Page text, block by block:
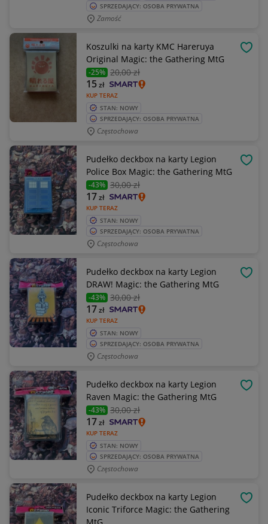
SPRZEDAJĄCY: OSOBA PRYWATNA
Zamość
Koszulki na karty KMC Hareruya
Original Magic: the Gathering MtG
-25% 20,00 zł
KUP TERAZ
15zł
STAN: NOWY
SPRZEDAJĄCY: OSOBA PRYWATNA
Częstochowa
Pudełko deckbox na karty Legion
Police Box Magic: the Gathering MtG
-43% 30,00 zł
KUP TERAZ
17zł
STAN: NOWY
SPRZEDAJĄCY: OSOBA PRYWATNA
Częstochowa
Pudełko deckbox na karty Legion
DRAW! Magic: the Gathering MtG
-43% 30,00 zł
KUP TERAZ
17zł
STAN: NOWY
SPRZEDAJĄCY: OSOBA PRYWATNA
Częstochowa
Pudełko deckbox na karty Legion
Raven Magic: the Gathering MtG
-43% 30,00 zł
KUP TERAZ
17zł
STAN: NOWY
SPRZEDAJĄCY: OSOBA PRYWATNA
Częstochowa
Pudełko deckbox na karty Legion
Iconic Triforce Magic: the Gathering